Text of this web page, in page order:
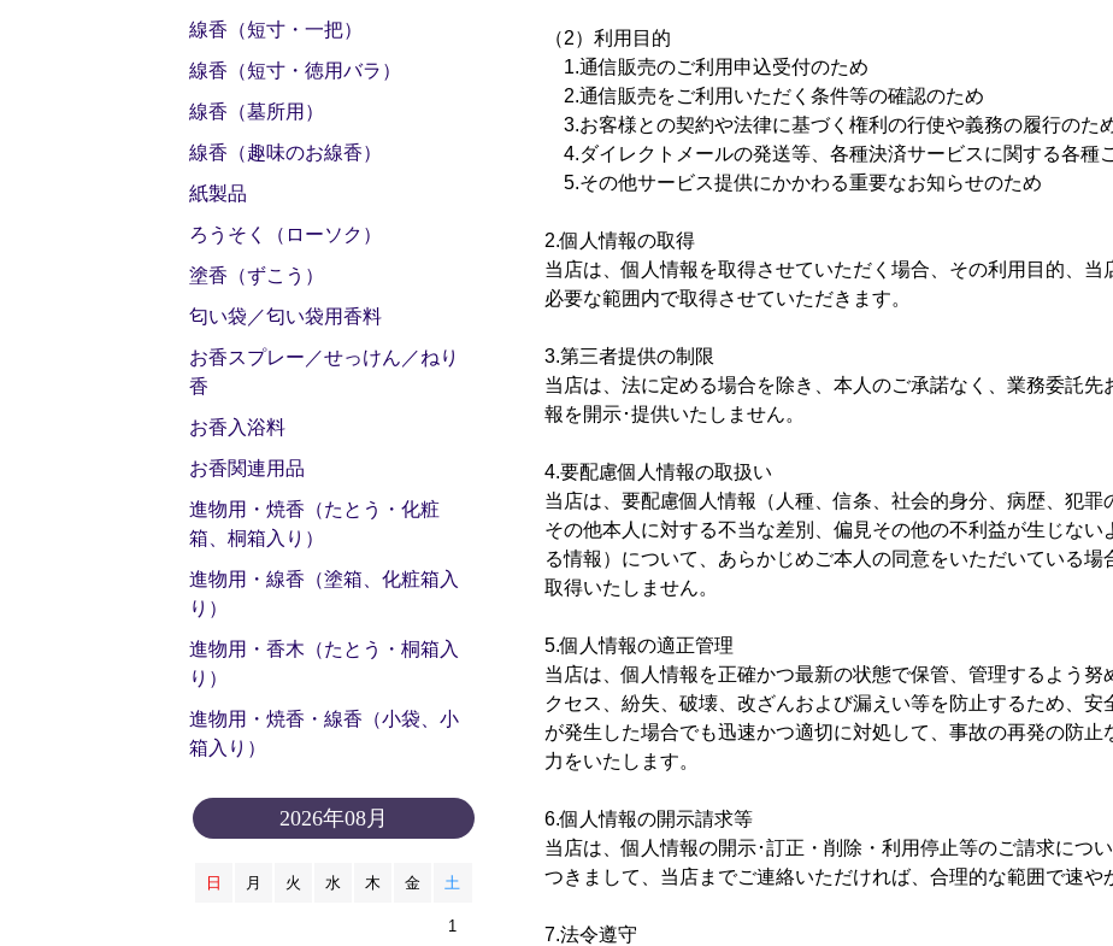
（2）利用目的
1.通信販売のご利用申込受付のため
2.通信販売をご利用いただく条件等の確認のため
3.お客様との契約や法律に基づく権利の行使や義務の履行のた
4.ダイレクトメールの発送等、各種決済サービスに関する各種
5.その他サービス提供にかかわる重要なお知らせのため
2.個人情報の取得
当店は、個人情報を取得させていただく場合、その利用目的、当
必要な範囲内で取得させていただきます。
3.第三者提供の制限
当店は、法に定める場合を除き、本人のご承諾なく、業務委託
報を開示･提供いたしません。
4.要配慮個人情報の取扱い
当店は、要配慮個人情報（人種、信条、社会的身分、病歴、犯
その他本人に対する不当な差別、偏見その他の不利益が生じな
る情報）について、あらかじめご本人の同意をいただいている場
取得いたしません。
5.個人情報の適正管理
当店は、個人情報を正確かつ最新の状態で保管、管理するよう
クセス、紛失、破壊、改ざんおよび漏えい等を防止するため、
が発生した場合でも迅速かつ適切に対処して、事故の再発の防
力をいたします。
6.個人情報の開示請求等
当店は、個人情報の開示･訂正・削除・利用停止等のご請求につ
つきまして、当店までご連絡いただければ、合理的な範囲で速や
7.法令遵守
線香（短寸・一把）
線香（短寸・徳用バラ）
線香（墓所用）
線香（趣味のお線香）
紙製品
ろうそく（ローソク）
塗香（ずこう）
匂い袋／匂い袋用香料
お香スプレー／せっけん／ねり
香
お香入浴料
お香関連用品
進物用・焼香（たとう・化粧
箱、桐箱入り）
進物用・線香（塗箱、化粧箱入
り）
進物用・香木（たとう・桐箱入
り）
進物用・焼香・線香（小袋、小
箱入り）
2026年08月
日 月 火 水 木 金 土
1